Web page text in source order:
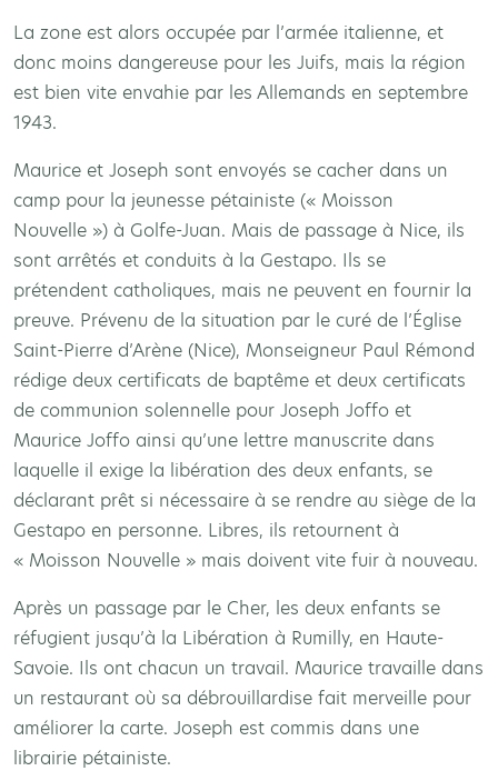
La zone est alors occupée par l’armée italienne, et
donc moins dangereuse pour les Juifs, mais la région
est bien vite envahie par les Allemands en septembre
1943.
Maurice et Joseph sont envoyés se cacher dans un
camp pour la jeunesse pétainiste (« Moisson
Nouvelle ») à Golfe-Juan. Mais de passage à Nice, ils
sont arrêtés et conduits à la Gestapo. Ils se
prétendent catholiques, mais ne peuvent en fournir la
preuve. Prévenu de la situation par le curé de l’Église
Saint-Pierre d’Arène (Nice), Monseigneur Paul Rémond
rédige deux certificats de baptême et deux certificats
de communion solennelle pour Joseph Joffo et
Maurice Joffo ainsi qu’une lettre manuscrite dans
laquelle il exige la libération des deux enfants, se
déclarant prêt si nécessaire à se rendre au siège de la
Gestapo en personne. Libres, ils retournent à
« Moisson Nouvelle » mais doivent vite fuir à nouveau.
Après un passage par le Cher, les deux enfants se
réfugient jusqu’à la Libération à Rumilly, en Haute-
Savoie. Ils ont chacun un travail. Maurice travaille dans
un restaurant où sa débrouillardise fait merveille pour
améliorer la carte. Joseph est commis dans une
librairie pétainiste.